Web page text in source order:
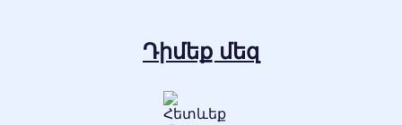
Դիմեք մեզ